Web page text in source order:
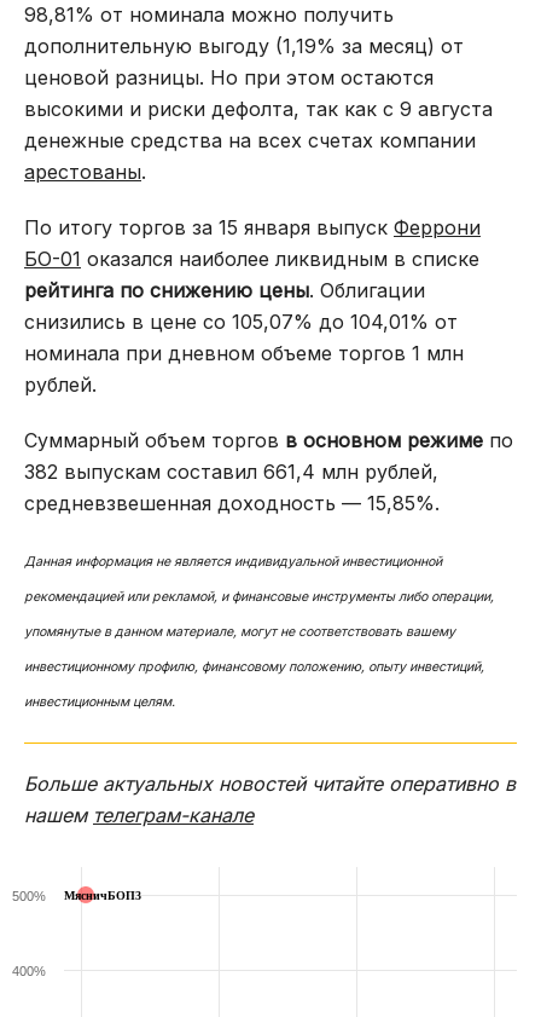
98,81% от номинала можно получить
дополнительную выгоду (1,19% за месяц) от
ценовой разницы. Но при этом остаются
высокими и риски дефолта, так как с 9 августа
денежные средства на всех счетах компании
арестованы.
По итогу торгов за 15 января выпуск Феррони
БО-01 оказался наиболее ликвидным в списке
рейтинга по снижению цены. Облигации
снизились в цене со 105,07% до 104,01% от
номинала при дневном объеме торгов 1 млн
рублей.
Суммарный объем торгов в основном режиме по
382 выпускам составил 661,4 млн рублей,
средневзвешенная доходность — 15,85%.
Данная информация не является индивидуальной инвестиционной
рекомендацией или рекламой, и финансовые инструменты либо операции,
упомянутые в данном материале, могут не соответствовать вашему
инвестиционному профилю, финансовому положению, опыту инвестиций,
инвестиционным целям.
Больше актуальных новостей читайте оперативно в
нашем телеграм-канале
МясничБОП3
400%
500%